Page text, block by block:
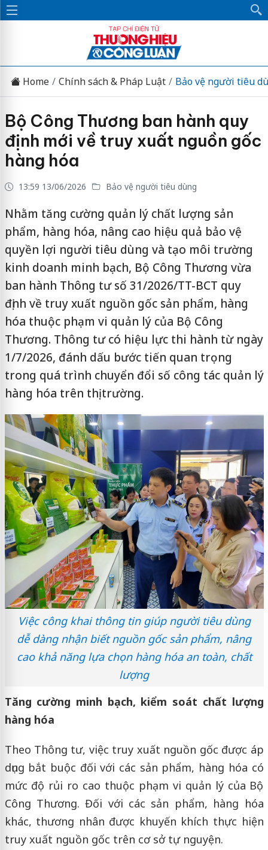
Home Chính sách & Pháp Luật Bảo vệ người tiêu
Bộ Công Thương ban hành quy
định mới về truy xuất nguồn gốc
hàng hóa
13:59 13/06/2026 Bảo vệ người tiêu dùng
Nhằm tăng cường quản lý chất lượng sản
phẩm, hàng hóa, nâng cao hiệu quả bảo vệ
quyền lợi người tiêu dùng và tạo môi trường
kinh doanh minh bạch, Bộ Công Thương vừa
ban hành Thông tư số 31/2026/TT-BCT quy
định về truy xuất nguồn gốc sản phẩm, hàng
hóa thuộc phạm vi quản lý của Bộ Công
Thương. Thông tư có hiệu lực thi hành từ ngày
1/7/2026, đánh dấu bước tiến quan trọng
trong quá trình chuyển đổi số công tác quản lý
hàng hóa trên thị trường.
Việc công khai thông tin giúp người tiêu dùng
dễ dàng nhận biết nguồn gốc sản phẩm, nâng
cao khả năng lựa chọn hàng hóa an toàn, chất
lượng
Tăng cường minh bạch, kiểm soát chất lượng
hàng hóa
Theo Thông tư, việc truy xuất nguồn gốc được áp
dụng bắt buộc đối với các sản phẩm, hàng hóa có
mức độ rủi ro cao thuộc phạm vi quản lý của Bộ
Công Thương. Đối với các sản phẩm, hàng hóa
khác, thương nhân được khuyến khích thực hiện
truy xuất nguồn gốc trên cơ sở tự nguyện.